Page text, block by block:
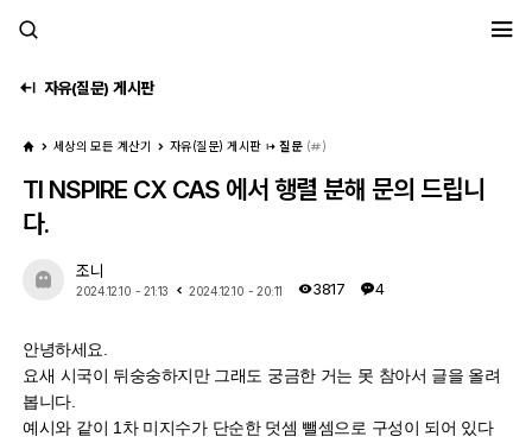
자유(질문) 게시판
세상의 모든 계산기 자유(질문) 게시판 질문 ( )
TI NSPIRE CX CAS 에서 행렬 분해 문의 드립니
다.
조니
2024.12.10 - 21:13 2024.12.10 - 20:11 3817 4
안녕하세요.
요새 시국이 뒤숭숭하지만 그래도 궁금한 거는 못 참아서 글을 올려
봅니다.
예시와 같이 1차 미지수가 단순한 덧셈 뺄셈으로 구성이 되어 있다